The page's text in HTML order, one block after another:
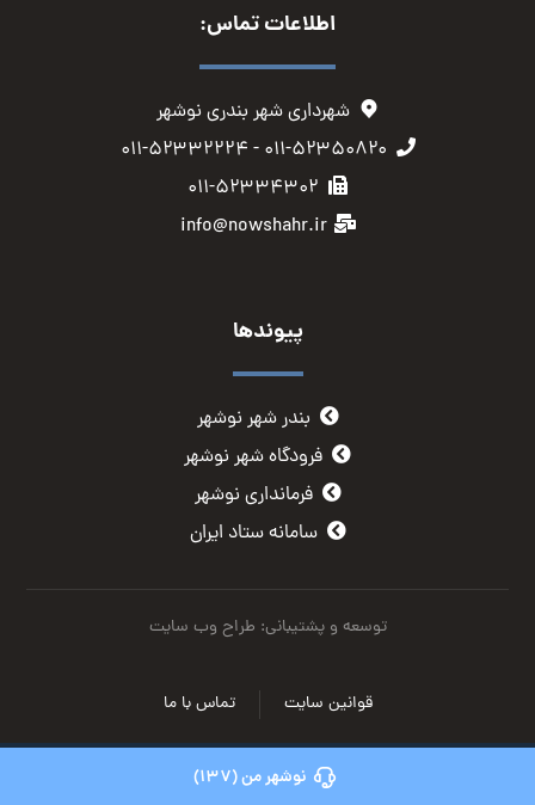
اطلاعات تماس:
شهرداری شهر بندری نوشهر
۰۱۱-۵۲۳۵۰۸۲۰ - ۰۱۱-۵۲۳۳۲۲۲۴
۰۱۱-۵۲۳۳۴۳۰۲
info@nowshahr.ir
پیوندها
بندر شهر نوشهر
فرودگاه شهر نوشهر
فرمانداری نوشهر
سامانه ستاد ایران
توسعه و پشتیبانی: طراح وب سایت
تماس با ما قوانین سایت
نوشهر من (137)